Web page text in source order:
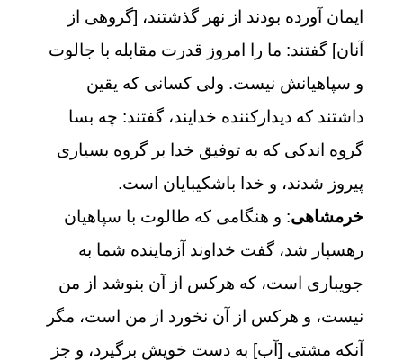
ایمان آورده بودند از نهر گذشتند، [گروهی از
آنان] گفتند: ما را امروز قدرت مقابله با جالوت
و سپاهیانش نیست. ولی کسانی که یقین
داشتند که دیدارکننده خدایند، گفتند: چه بسا
گروه اندکی که به توفیق خدا بر گروه بسیاری
پیروز شدند، و خدا باشکیبایان است.
خرمشاهی: و هنگامى كه طالوت با سپاهيان
رهسپار شد، گفت خداوند آزماينده شما به
جويبارى است، كه هركس از آن بنوشد از من
نيست، و هركس از آن نخورد از من است، مگر
آنكه مشتى [آب‏] به دست خويش برگيرد، و جز